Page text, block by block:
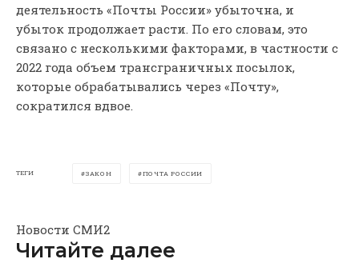
деятельность «Почты России» убыточна, и
убыток продолжает расти. По его словам, это
связано с несколькими факторами, в частности с
2022 года объем трансграничных посылок,
которые обрабатывались через «Почту»,
сократился вдвое.
ТЕГИ ЗАКОН ПОЧТА РОССИИ
Новости СМИ2
Читайте далее